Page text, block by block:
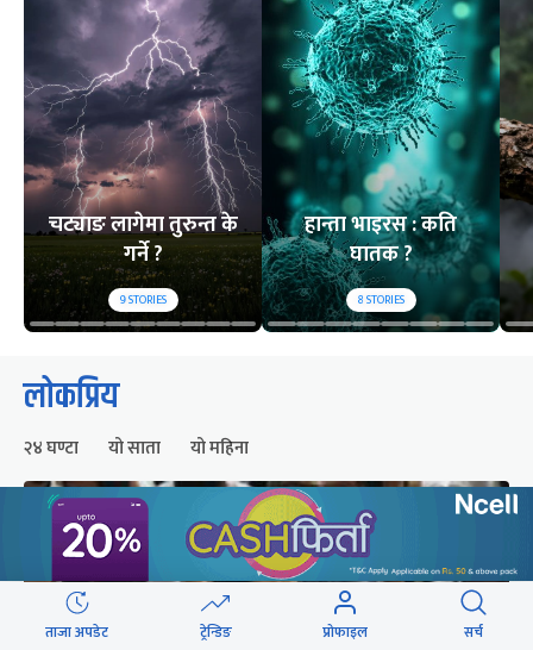
चट्याङ लागेमा तुरुन्त के
गर्ने ?
9STORIES
हान्ता भाइरस : कति
घातक ?
8STORIES
लोकप्रिय
२४ घण्टा यो साता यो महिना
ताजा अपडेट ट्रेन्डिङ प्रोफाइल सर्च